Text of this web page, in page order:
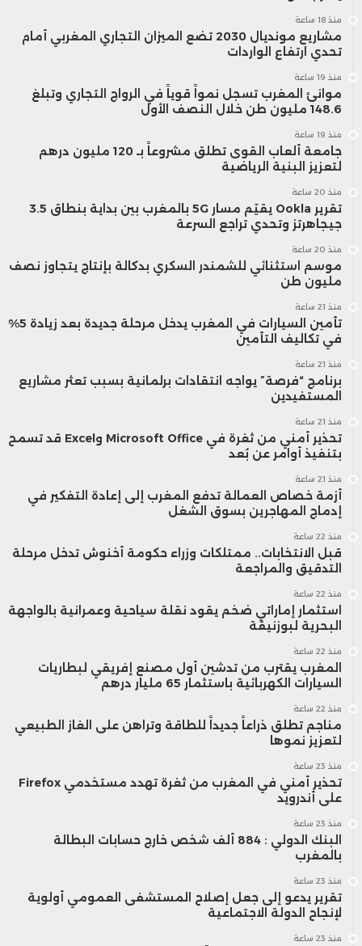
منذ 18 ساعة
مشاريع مونديال 2030 تضع الميزان التجاري المغربي أمام
تحدي ارتفاع الواردات
منذ 19 ساعة
موانئ المغرب تسجل نمواً قوياً في الرواج التجاري وتبلغ
148.6 مليون طن خلال النصف الأول
منذ 19 ساعة
جامعة ألعاب القوى تطلق مشروعاً بـ 120 مليون درهم
لتعزيز البنية الرياضية
منذ 20 ساعة
تقرير Ookla يقيّم مسار 5G بالمغرب بين بداية بنطاق 3.5
جيجاهرتز وتحدي تراجع السرعة
منذ 20 ساعة
موسم استثنائي للشمندر السكري بدكالة بإنتاج يتجاوز نصف
مليون طن
منذ 21 ساعة
تأمين السيارات في المغرب يدخل مرحلة جديدة بعد زيادة 5%
في تكاليف التأمين
منذ 21 ساعة
برنامج “فرصة” يواجه انتقادات برلمانية بسبب تعثر مشاريع
المستفيدين
منذ 21 ساعة
تحذير أمني من ثغرة في Microsoft Office وExcel قد تسمح
بتنفيذ أوامر عن بُعد
منذ 21 ساعة
أزمة خصاص العمالة تدفع المغرب إلى إعادة التفكير في
إدماج المهاجرين بسوق الشغل
منذ 22 ساعة
قبل الانتخابات.. ممتلكات وزراء حكومة أخنوش تدخل مرحلة
التدقيق والمراجعة
منذ 22 ساعة
استثمار إماراتي ضخم يقود نقلة سياحية وعمرانية بالواجهة
البحرية لبوزنيقة
منذ 22 ساعة
المغرب يقترب من تدشين أول مصنع إفريقي لبطاريات
السيارات الكهربائية باستثمار 65 مليار درهم
منذ 22 ساعة
مناجم تطلق ذراعاً جديداً للطاقة وتراهن على الغاز الطبيعي
لتعزيز نموها
منذ 23 ساعة
تحذير أمني في المغرب من ثغرة تهدد مستخدمي Firefox
على أندرويد
منذ 23 ساعة
البنك الدولي : 884 ألف شخص خارج حسابات البطالة
بالمغرب
منذ 23 ساعة
تقرير يدعو إلى جعل إصلاح المستشفى العمومي أولوية
لإنجاح الدولة الاجتماعية
منذ 23 ساعة